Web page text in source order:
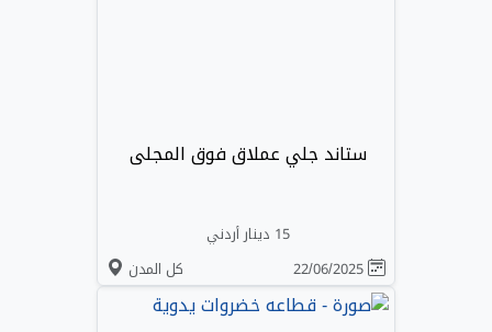
ستاند جلي عملاق فوق المجلى
15 دينار أردني
كل المدن